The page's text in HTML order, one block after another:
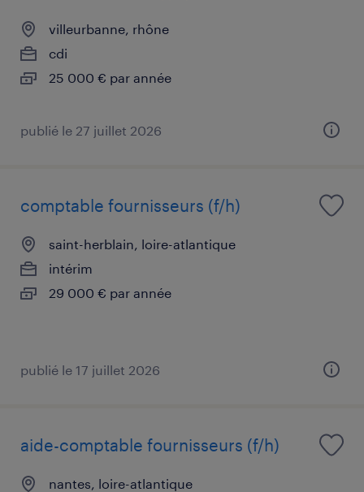
villeurbanne, rhône
cdi
25 000 € par année
publié le 27 juillet 2026
comptable fournisseurs (f/h)
saint-herblain, loire-atlantique
intérim
29 000 € par année
publié le 17 juillet 2026
aide-comptable fournisseurs (f/h)
nantes, loire-atlantique